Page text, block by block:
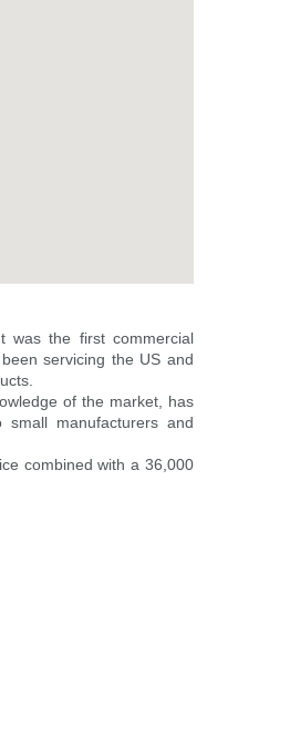
was the first commercial
servicing the US and
of the market, has
manufacturers and
combined with a 36,000